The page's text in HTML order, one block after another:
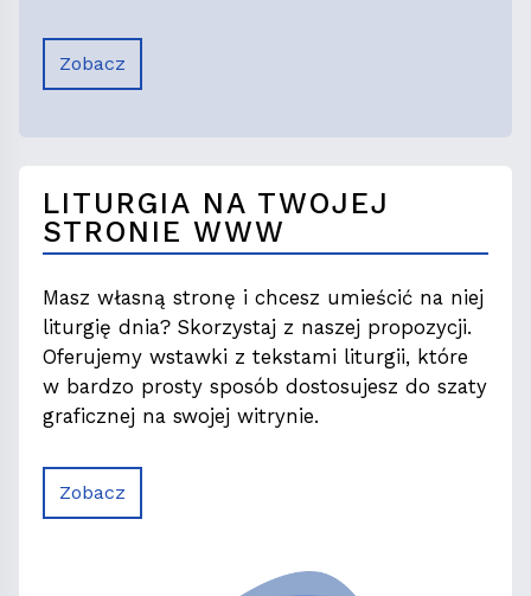
Zobacz
LITURGIA NA TWOJEJ
STRONIE WWW
Masz własną stronę i chcesz umieścić na niej
liturgię dnia? Skorzystaj z naszej propozycji.
Oferujemy wstawki z tekstami liturgii, które
w bardzo prosty sposób dostosujesz do szaty
graficznej na swojej witrynie.
Zobacz